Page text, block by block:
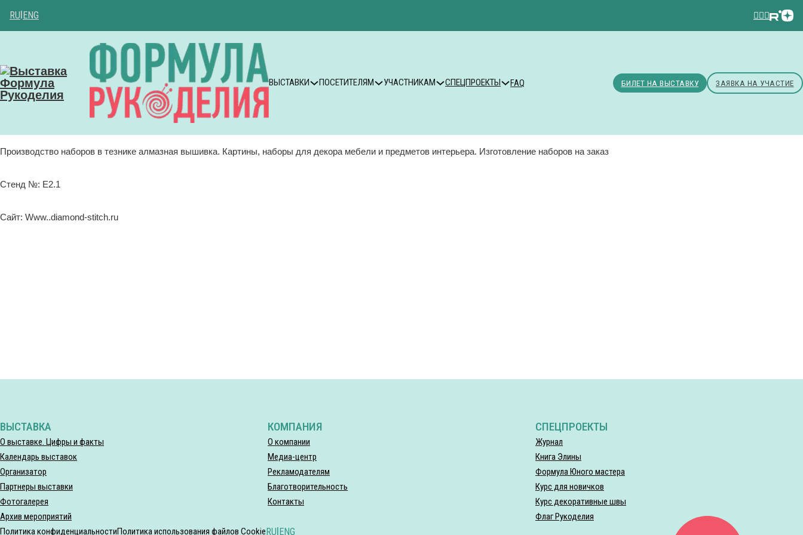
RU ENG
ВЫСТАВКИ ПОСЕТИТЕЛЯМ УЧАСТНИКАМ СПЕЦПРОЕКТЫ FAQ БИЛЕТ НА ВЫСТАВКУ ЗАЯВКА НА УЧАСТИЕ
Производство наборов в тезнике алмазная вышивка. Картины, наборы для декора мебели и предметов интерьера. Изготовление наборов на заказ
Стенд №: E2.1
Сайт: Www..diamond-stitch.ru
ВЫСТАВКА
О выставке. Цифры и факты
Календарь выставок
Организатор
Партнеры выставки
Фотогалерея
Архив мероприятий
КОМПАНИЯ
О компании
Медиа-центр
Рекламодателям
Благотворительность
Контакты
СПЕЦПРОЕКТЫ
Журнал
Книга Элины
Формула Юного мастера
Курс для новичков
Курс декоративные швы
Флаг Рукоделия
Политика конфиденциальностиПолитика использования файлов CookieRU|ENG